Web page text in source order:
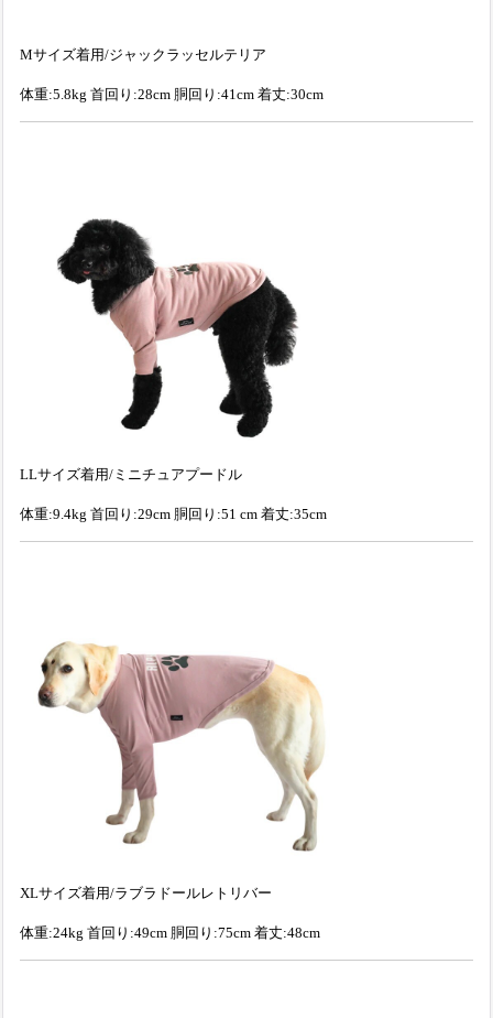
Mサイズ着用/ジャックラッセルテリア
体重:5.8kg 首回り:28cm 胴回り:41cm 着丈:30cm
LLサイズ着用/ミニチュアプードル
体重:9.4kg 首回り:29cm 胴回り:51 cm 着丈:35cm
XLサイズ着用/ラブラドールレトリバー
体重:24kg 首回り:49cm 胴回り:75cm 着丈:48cm